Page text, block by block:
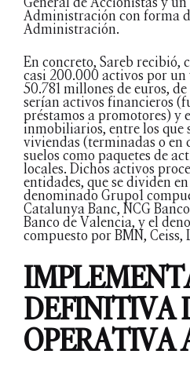
Administración con forma
Administración.
En concreto, Sareb recibió,
casi 200.000 activos por
50.781 millones de euros,
serían activos financieros
préstamos a promotores) y
inmobiliarios, entre los que
viviendas (terminadas o en
suelos como paquetes de
locales. Dichos activos
entidades, que se dividen
denominado Grupo1
Catalunya Banc, NCG
Banco de Valencia, y el
compuesto por BMN, Ceiss,
DEFINITIVA
OPERATIVA